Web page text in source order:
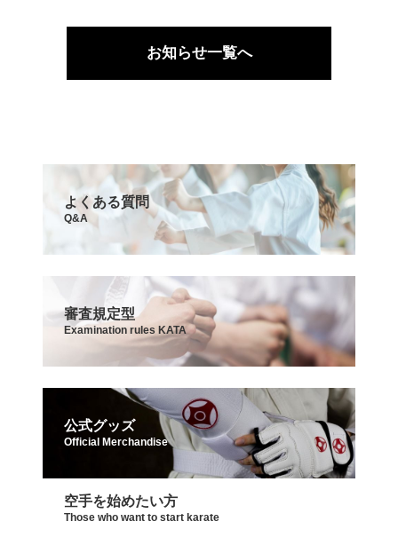
お知らせ一覧へ
よくある質問
Q&A
審査規定型
Examination rules KATA
公式グッズ
Official Merchandise
空手を始めたい方
Those who want to start karate